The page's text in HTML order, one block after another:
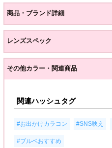
商品・ブランド詳細
レンズスペック
その他カラー・関連商品
関連ハッシュタグ
#お出かけカラコン #SNS映え
#ブルベおすすめ